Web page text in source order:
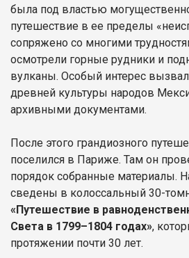
была под властью
путешествие в ее пределы
сопряжено со многими
осмотрели горные рудники и
вулканы. Особый интерес
древней культуры народов
архивными документами.
После этого грандиозного
поселился в Париже. Там он
порядок собранные материалы.
сведены в колоссальный 30-
«Путешествие в
Света в 1799–1804 годах»,
протяжении почти 30 лет.